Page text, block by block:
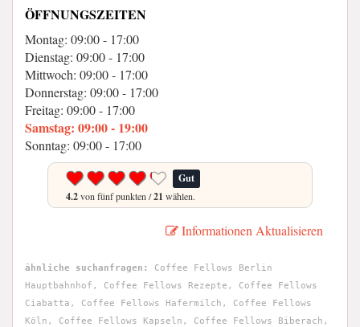
ÖFFNUNGSZEITEN
Montag: 09:00 - 17:00
Dienstag: 09:00 - 17:00
Mittwoch: 09:00 - 17:00
Donnerstag: 09:00 - 17:00
Freitag: 09:00 - 17:00
Samstag: 09:00 - 19:00
Sonntag: 09:00 - 17:00
Gut
4.2von fünf punkten /21 wählen.
Informationen Aktualisieren
ähnliche suchanfragen:
Coffee Fellows Berlin
Hauptbahnhof, Coffee Fellows Rezepte, Coffee Fellows
Ciabatta, Coffee Fellows Hafermilch, Coffee Fellows
Köln, Coffee Fellows Kapseln, Coffee Fellows Biberach,